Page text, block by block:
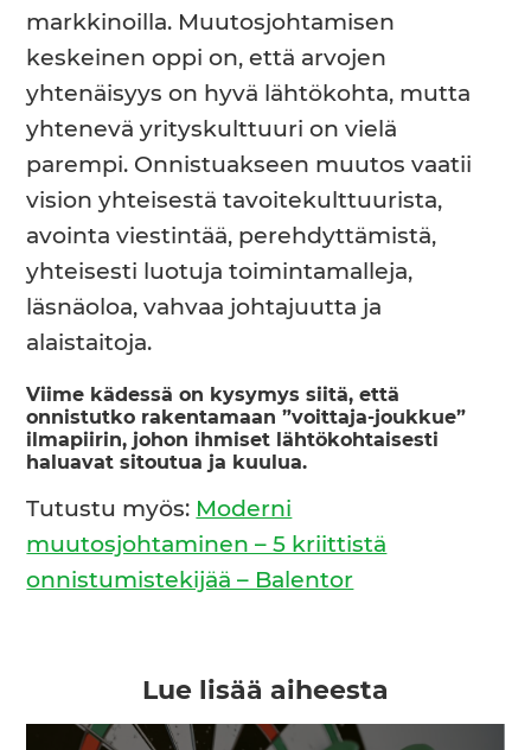
markkinoilla. Muutosjohtamisen
keskeinen oppi on, että arvojen
yhtenäisyys on hyvä lähtökohta, mutta
yhtenevä yrityskulttuuri on vielä
parempi. Onnistuakseen muutos vaatii
vision yhteisestä tavoitekulttuurista,
avointa viestintää, perehdyttämistä,
yhteisesti luotuja toimintamalleja,
läsnäoloa, vahvaa johtajuutta ja
alaistaitoja.
Viime kädessä on kysymys siitä, että
onnistutko rakentamaan ”voittaja-joukkue”
ilmapiirin, johon ihmiset lähtökohtaisesti
haluavat sitoutua ja kuulua.
Tutustu myös: Moderni
muutosjohtaminen – 5 kriittistä
onnistumistekijää – Balentor
Lue lisää aiheesta